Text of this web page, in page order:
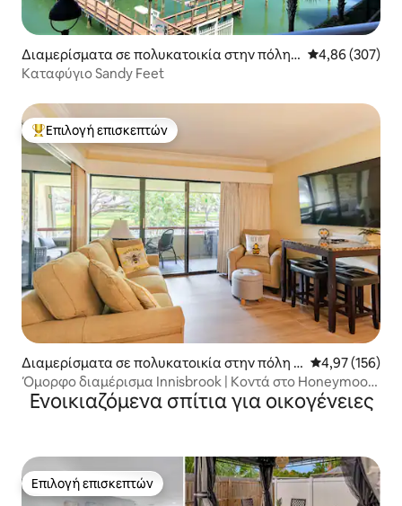
Διαμερίσματα σε πολυκατοικία στην πόλη
Clearwater
Μέση
4,86 (307)
Καταφύγιο Sandy Feet
Κορυφαία επιλογή επισκεπτών
Επιλογή επισκεπτών
Διαμερίσματα σε πολυκατοικία στην πόλη P
alm Harbor
Μέση
4,97 (156)
Όμορφο διαμέρισμα Innisbrook | Κοντά στο Honeymoon
Island
Ενοικιαζόμενα σπίτια για οικογένειες
Επιλογή επισκεπτών
Επιλογή επισκεπτών